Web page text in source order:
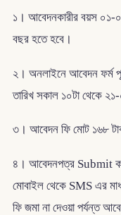
১। আবেদনকারীর বয়স ০১-
বছর হতে হবে।
২। অনলাইনে আবেদন ফর্ম
তারিখ সকাল ১০টা থেকে
৩। আবেদন ফি মোট ১৬৮
৪। আবেদনপত্র Submit
মোবাইল থেকে SMS এর
ফি জমা না দেওয়া পর্যন্ত